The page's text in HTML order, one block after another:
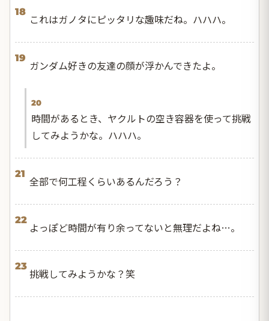
18
これはガノタにピッタリな趣味だね。ハハハ。
19
ガンダム好きの友達の顔が浮かんできたよ。
20
時間があるとき、ヤクルトの空き容器を使って挑戦
してみようかな。ハハハ。
21
全部で何工程くらいあるんだろう？
22
よっぽど時間が有り余ってないと無理だよね…。
23
挑戦してみようかな？笑